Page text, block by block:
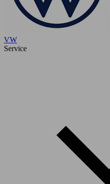
VW
Service